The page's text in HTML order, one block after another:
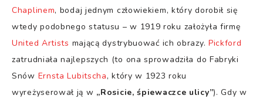
Chaplinem, bodaj jednym człowiekiem, który dorobił się
wtedy podobnego statusu – w 1919 roku założyła firmę
United Artists mającą dystrybuować ich obrazy. Pickford
zatrudniała najlepszych (to ona sprowadziła do Fabryki
Snów Ernsta Lubitscha, który w 1923 roku
wyreżyserował ją w „Rosicie, śpiewaczce ulicy”). Gdy w